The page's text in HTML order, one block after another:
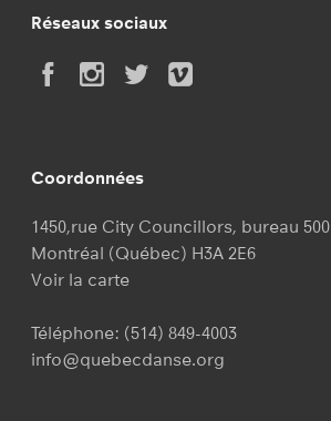
Réseaux sociaux
Coordonnées
1450,rue City Councillors, bureau 500
Montréal (Québec) H3A 2E6
Voir la carte
Téléphone: (514) 849-4003
info@quebecdanse.org